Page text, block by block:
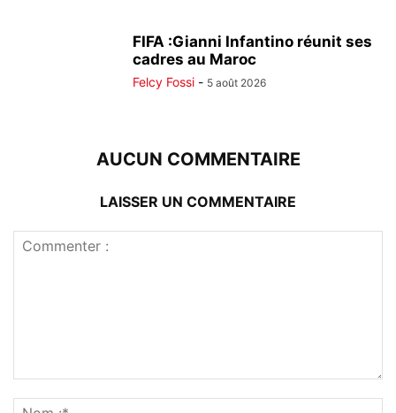
FIFA :Gianni Infantino réunit ses
cadres au Maroc
Felcy Fossi - 5 août 2026
AUCUN COMMENTAIRE
LAISSER UN COMMENTAIRE